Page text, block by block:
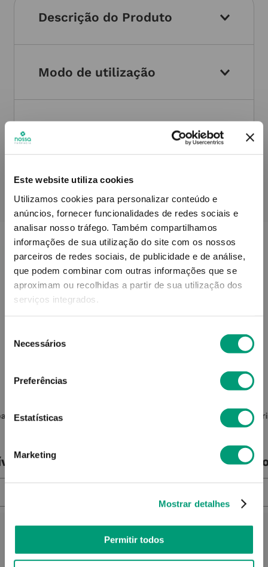
Este website utiliza cookies
Utilizamos cookies para personalizar conteúdo e
anúncios, fornecer funcionalidades de redes sociais e
analisar nosso tráfego. Também compartilhamos
informações de sua utilização do site com os nossos
parceiros de redes sociais, de publicidade e de análise,
que podem combinar com outras informações que se
aproximam ou recolhidas a partir de sua utilização dos
serviços integrados.
Necessários
Preferências
Estatísticas
Marketing
Mostrar detalhes
Permitir todos
Descrição do Produto
Modo de utilização
PODERÁ TAMBÉM GOSTAR